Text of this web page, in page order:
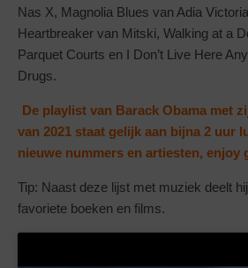
Nas X, Magnolia Blues van Adia
Heartbreaker van Mitski, Walking at a
Parquet Courts en I Don’t Live Here
Drugs.
De playlist van Barack Obama met
van 2021 staat gelijk aan bijna 2 uur
nieuwe nummers en artiesten, enjoy
Tip: Naast deze lijst met muziek deelt
favoriete boeken en films.